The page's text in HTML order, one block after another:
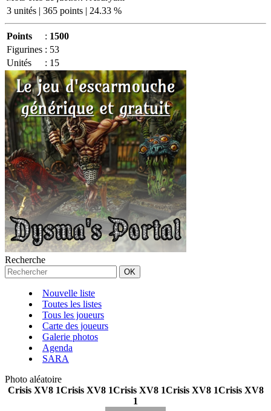
3 unités | 365 points | 24.33 %
Points : 1500
Figurines : 53
Unités
: 15
Recherche
Nouvelle liste
Toutes les listes
Tous les joueurs
Carte des joueurs
Galerie photos
Agenda
SARA
Photo aléatoire
Crisis XV8 1Crisis XV8 1Crisis XV8 1Crisis XV8 1Crisis XV8
1